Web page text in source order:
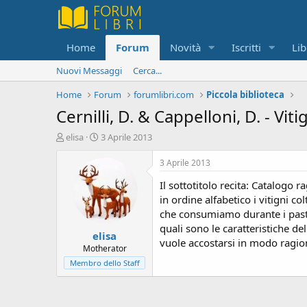
Home Forum Novità Iscritti
Nuovi Messaggi
Cerca...
Home
Forum forumlibri.com Piccola biblioteca
Cernilli, D. & Cappelloni, D. -
C
s
c
elisa
D
d
i
i
n
i
z
i
o
3 Aprile 2013
elisa
Motherator
Membro dello Staff
3 Aprile 2013
Il sottotitolo recita: Catalogo
in ordine alfabetico i vitigni
che consumiamo durante i
quali sono le caratteristiche
vuole accostarsi in modo